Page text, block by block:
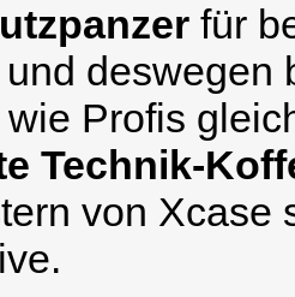
für
deswegen
wie Profis
Technik-
von Xcase